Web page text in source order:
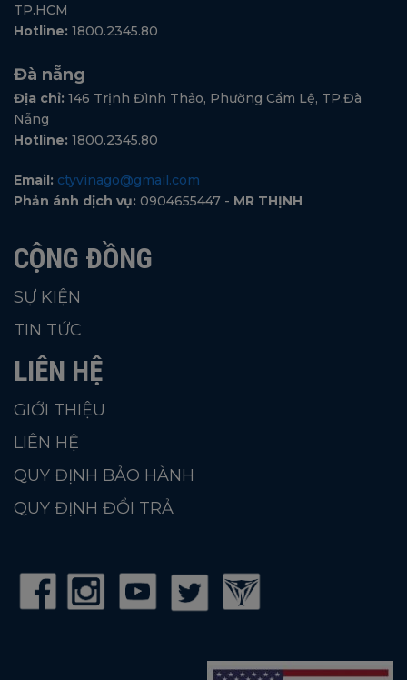
TP.HCM
Hotline: 1800.2345.80
Đà nẵng
Địa chỉ: 146 Trịnh Đình Thảo, Phường Cẩm Lệ, TP.Đà
Nẵng
Hotline: 1800.2345.80
Email: ctyvinago@gmail.com
Phản ánh dịch vụ: 0904655447 - MR THỊNH
CỘNG ĐỒNG
SỰ KIỆN
TIN TỨC
LIÊN HỆ
GIỚI THIỆU
LIÊN HỆ
QUY ĐỊNH BẢO HÀNH
QUY ĐỊNH ĐỔI TRẢ